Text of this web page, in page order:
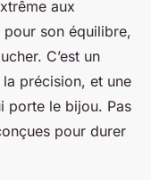
aux
son équilibre,
C’est un
précision, et une
porte le bijou. Pas
pour durer